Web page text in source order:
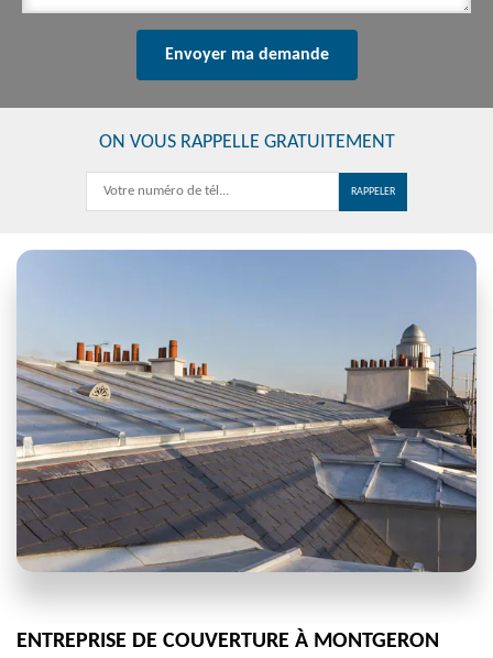
ON VOUS RAPPELLE GRATUITEMENT
ENTREPRISE DE COUVERTURE À MONTGERON